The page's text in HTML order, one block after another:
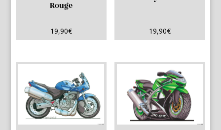
Rouge
19,90€ 19,90€